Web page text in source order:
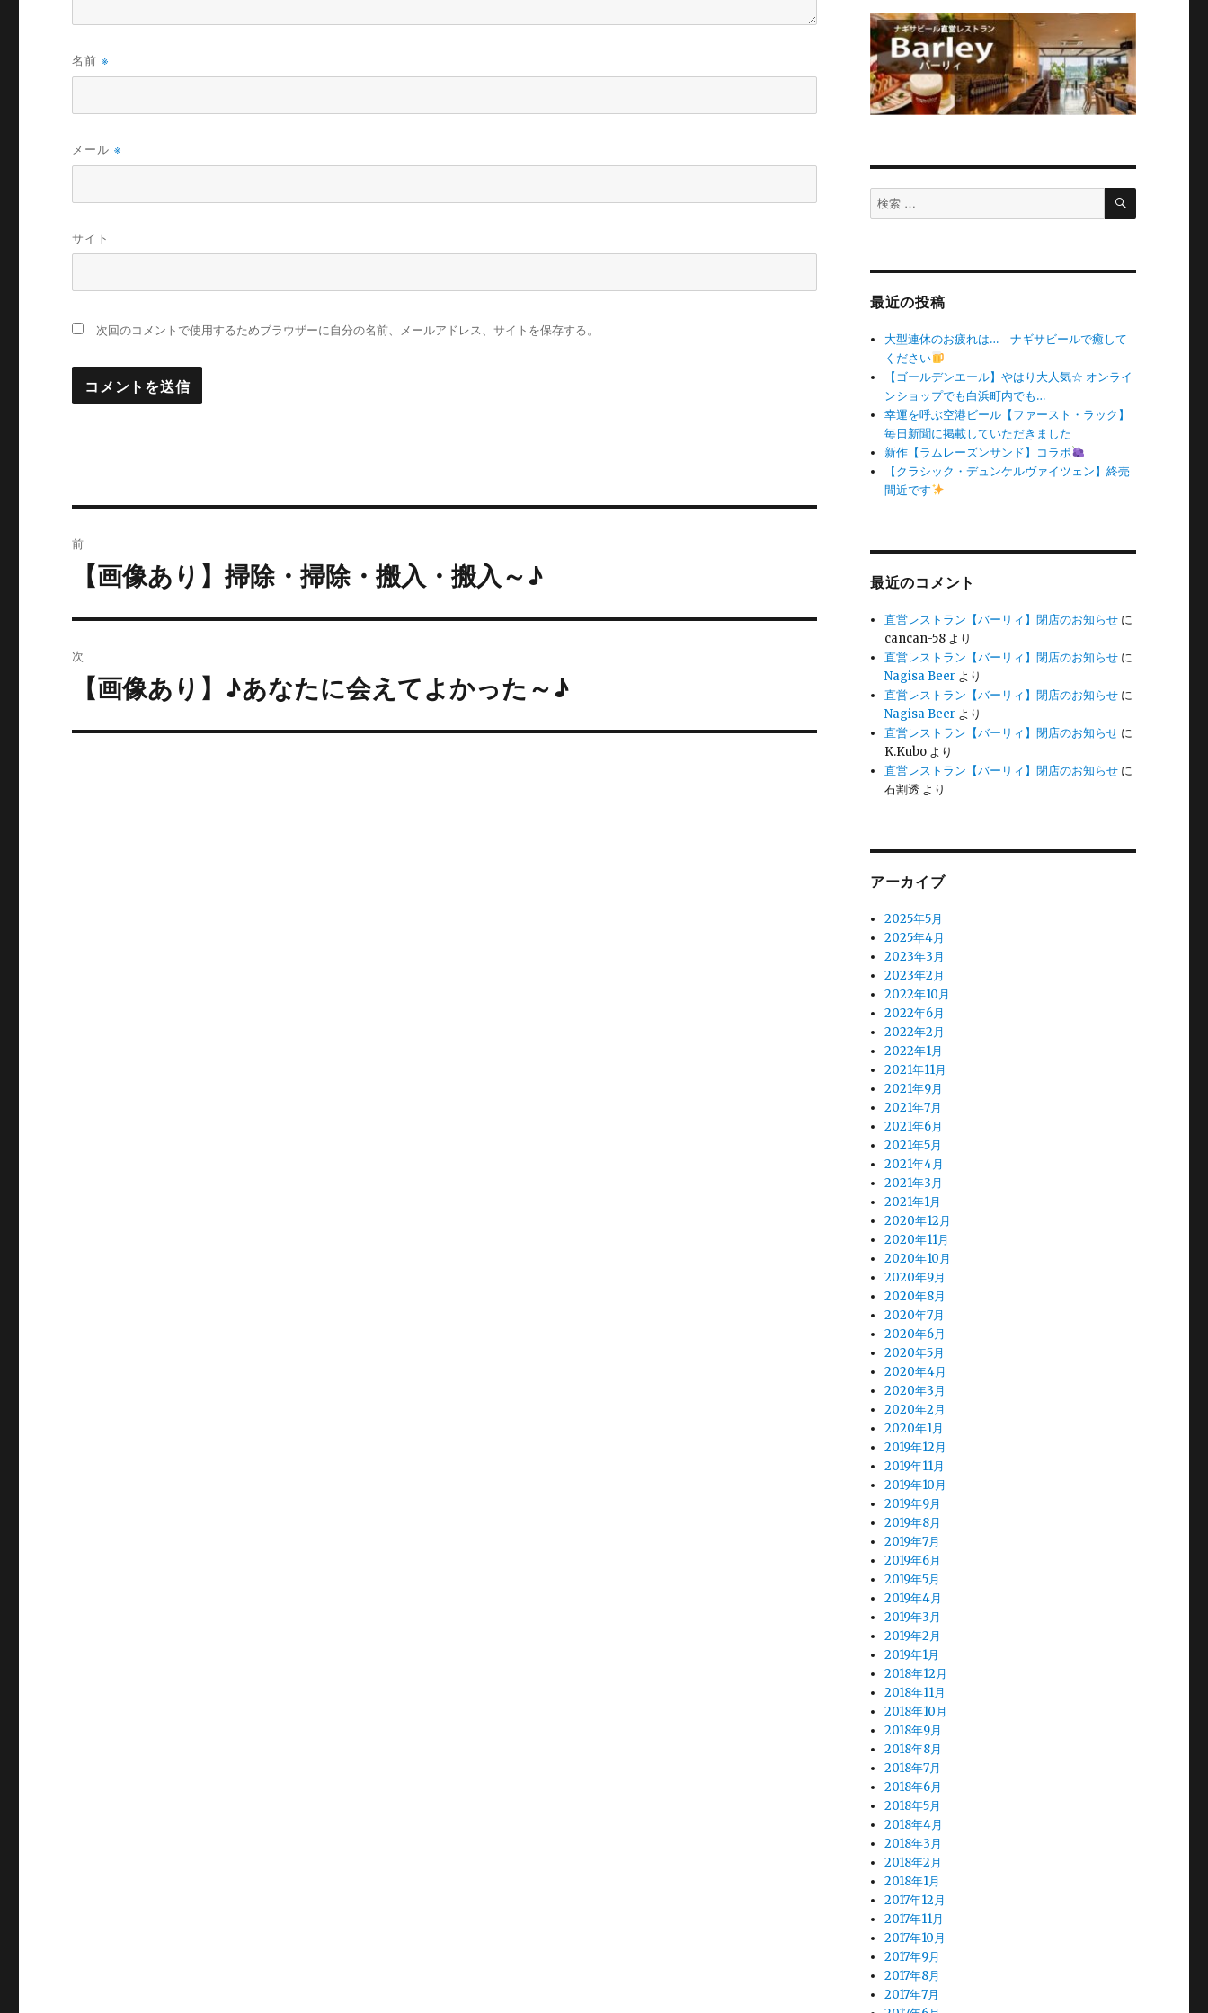
名前※
メール※
サイト
次回のコメントで使用するためブラウザーに自分の名前、メールアドレス、サイトを保存する。
稿
ゲ
前
の
投
稿:
【画像あり】掃除・掃除・搬入・搬入～♪
次
投
【画像あり】♪あなたに会えてよかった～♪
検
索
検
最近の投稿
大型連休のお疲れは… ナギサビールで癒して
ください
【ゴールデンエール】やはり大人気☆ オンライ
ンショップでも白浜町内でも…
幸運を呼ぶ空港ビール【ファースト・ラック】
毎日新聞に掲載していただきました
新作【ラムレーズンサンド】コラボ
【クラシック・デュンケルヴァイツェン】終売
間近です
最近のコメント
直営レストラン【バーリィ】閉店のお知らせ に
cancan-58 より
直営レストラン【バーリィ】閉店のお知らせ に
Nagisa Beer より
直営レストラン【バーリィ】閉店のお知らせ に
Nagisa Beer より
直営レストラン【バーリィ】閉店のお知らせ に
K.Kubo より
直営レストラン【バーリィ】閉店のお知らせ に
石割透 より
アーカイブ
2025年5月
2025年4月
2023年3月
2023年2月
2022年10月
2022年6月
2022年2月
2022年1月
2021年11月
2021年9月
2021年7月
2021年6月
2021年5月
2021年4月
2021年3月
2021年1月
2020年12月
2020年11月
2020年10月
2020年9月
2020年8月
2020年7月
2020年6月
2020年5月
2020年4月
2020年3月
2020年2月
2020年1月
2019年12月
2019年11月
2019年10月
2019年9月
2019年8月
2019年7月
2019年6月
2019年5月
2019年4月
2019年3月
2019年2月
2019年1月
2018年12月
2018年11月
2018年10月
2018年9月
2018年8月
2018年7月
2018年6月
2018年5月
2018年4月
2018年3月
2018年2月
2018年1月
2017年12月
2017年11月
2017年10月
2017年9月
2017年8月
2017年7月